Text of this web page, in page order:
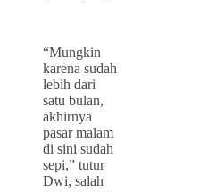
“Mungkin
karena sudah
lebih dari
satu bulan,
akhirnya
pasar malam
di sini sudah
sepi,” tutur
Dwi, salah